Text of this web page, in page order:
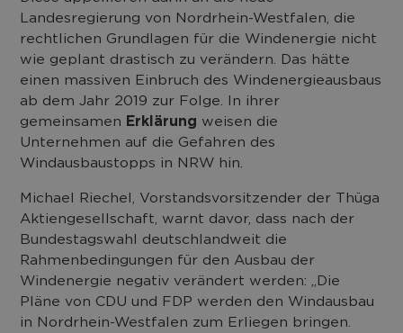
Landesregierung von Nordrhein-Westfalen, die
rechtlichen Grundlagen für die Windenergie nicht
wie geplant drastisch zu verändern. Das hätte
einen massiven Einbruch des Windenergieausbaus
ab dem Jahr 2019 zur Folge. In ihrer
gemeinsamen Erklärung weisen die
Unternehmen auf die Gefahren des
Windausbaustopps in NRW hin.
Michael Riechel, Vorstandsvorsitzender der Thüga
Aktiengesellschaft, warnt davor, dass nach der
Bundestagswahl deutschlandweit die
Rahmenbedingungen für den Ausbau der
Windenergie negativ verändert werden: „Die
Pläne von CDU und FDP werden den Windausbau
in Nordrhein-Westfalen zum Erliegen bringen.